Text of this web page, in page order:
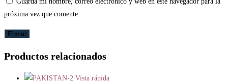
próxima vez que comente.
Productos relacionados
Vista rápida